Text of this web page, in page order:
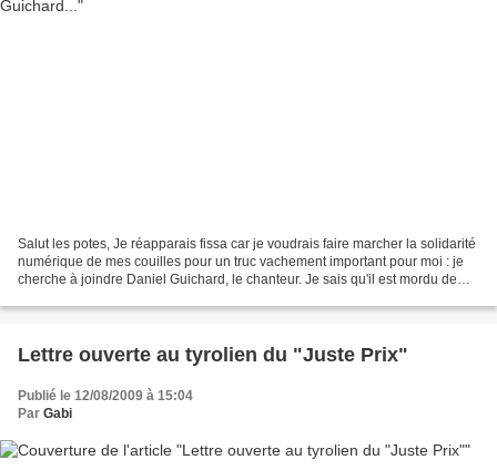
Salut les potes, Je réapparais fissa car je voudrais faire marcher la solidarité
numérique de mes couilles pour un truc vachement important pour moi : je
cherche à joindre Daniel Guichard, le chanteur. Je sais qu'il est mordu de
Lettre ouverte au tyrolien du "Juste Prix"
Publié le 12/08/2009 à 15:04
Par Gabi